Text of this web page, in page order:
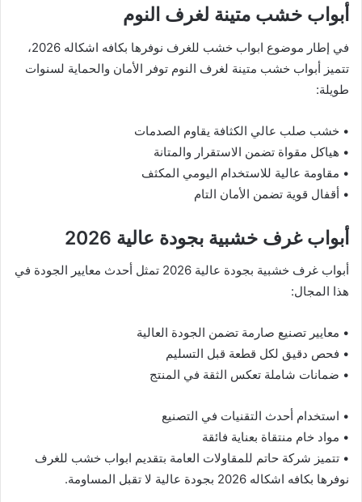
أبواب خشب متينة لغرف النوم
في إطار موضوع ابواب خشب للغرف نوفرها بكافه اشكاله 2026،
تتميز أبواب خشب متينة لغرف النوم توفر الأمان والحماية لسنوات
طويلة:
• خشب صلب عالي الكثافة يقاوم الصدمات
• هياكل مقواة تضمن الاستقرار والمتانة
• مقاومة عالية للاستخدام اليومي المكثف
• أقفال قوية تضمن الأمان التام
أبواب غرف خشبية بجودة عالية 2026
أبواب غرف خشبية بجودة عالية 2026 تمثل أحدث معايير الجودة في
هذا المجال:
• معايير تصنيع صارمة تضمن الجودة العالية
• فحص دقيق لكل قطعة قبل التسليم
• ضمانات شاملة تعكس الثقة في المنتج
• استخدام أحدث التقنيات في التصنيع
• مواد خام منتقاة بعناية فائقة
• تتميز شركة حاتم للمقاولات العامة بتقديم ابواب خشب للغرف
نوفرها بكافه اشكاله 2026 بجودة عالية لا تقبل المساومة.